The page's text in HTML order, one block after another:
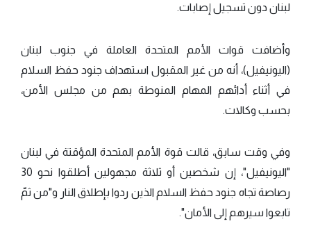
لبنان دون تسجيل إصابات.
وأضافت قوات الأمم المتحدة العاملة في جنوب لبنان
(اليونيفيل)، أنه من غير المقبول استهداف جنود حفظ السلام
في أثناء أدائهم المهام المنوطة بهم من مجلس الأمن،
بحسب وكالات.
وفي وقت سابق، قالت قوة الأمم المتحدة المؤقتة في لبنان
"اليونيفيل"، إن شخصين أو ثلاثة مجهولين أطلقوا نحو 30
رصاصة تجاه جنود حفظ السلام الذين ردوا بإطلاق النار و"من ثمّ
تابعوا سيرهم إلى الأمان".